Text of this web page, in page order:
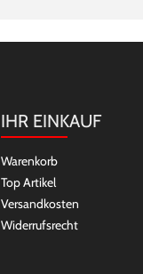
IHR EINKAUF
Warenkorb
Top Artikel
Versandkosten
Widerrufsrecht